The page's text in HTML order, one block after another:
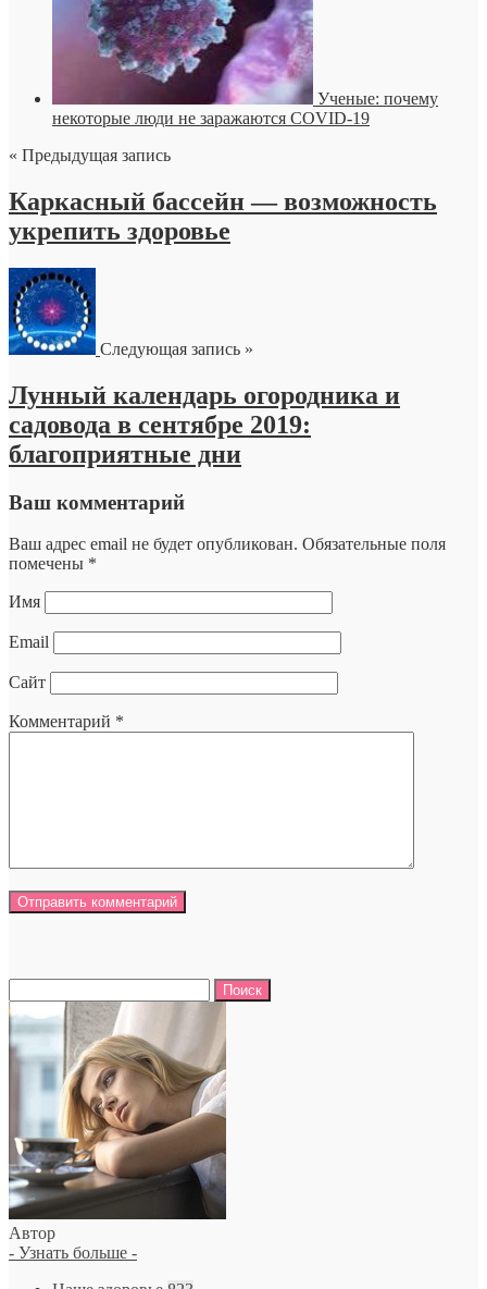
Ученые: почему
некоторые люди не заражаются COVID-19
« Предыдущая запись
Каркасный бассейн — возможность
укрепить здоровье
Следующая запись »
Лунный календарь огородника и
садовода в сентябре 2019:
благоприятные дни
Ваш комментарий
Ваш адрес email не будет опубликован. Обязательные поля
помечены *
Имя
Email
Сайт
Комментарий *
Автор
- Узнать больше -